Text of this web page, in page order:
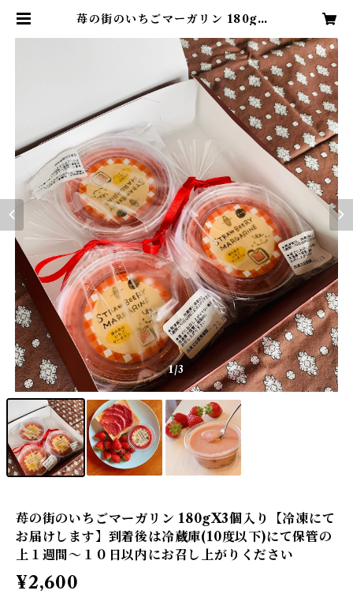
苺の街のいちごマーガリン 180gX3
着後は冷蔵庫(10度以下)にて保管の
上１週間～１０日以内にお召し上が
りください | レボプロヴァンス
1/3
苺の街のいちごマーガリン 180gX3個入り【冷凍にて
お届けします】到着後は冷蔵庫(10度以下)にて保管の
上１週間～１０日以内にお召し上がりください
¥2,600